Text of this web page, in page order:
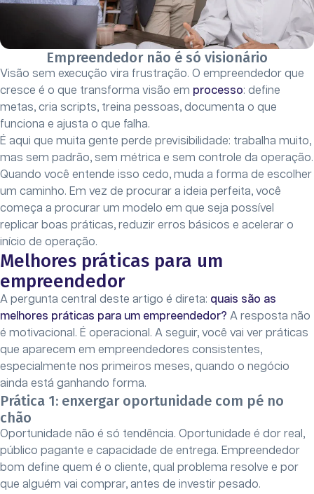
Empreendedor não é só visionário
Visão sem execução vira frustração. O empreendedor que
cresce é o que transforma visão em processo: define
metas, cria scripts, treina pessoas, documenta o que
funciona e ajusta o que falha.
É aqui que muita gente perde previsibilidade: trabalha muito,
mas sem padrão, sem métrica e sem controle da operação.
Quando você entende isso cedo, muda a forma de escolher
um caminho. Em vez de procurar a ideia perfeita, você
começa a procurar um modelo em que seja possível
replicar boas práticas, reduzir erros básicos e acelerar o
início de operação.
Melhores práticas para um
empreendedor
A pergunta central deste artigo é direta: quais são as
melhores práticas para um empreendedor? A resposta não
é motivacional. É operacional. A seguir, você vai ver práticas
que aparecem em empreendedores consistentes,
especialmente nos primeiros meses, quando o negócio
ainda está ganhando forma.
Prática 1: enxergar oportunidade com pé no
chão
Oportunidade não é só tendência. Oportunidade é dor real,
público pagante e capacidade de entrega. Empreendedor
bom define quem é o cliente, qual problema resolve e por
que alguém vai comprar, antes de investir pesado.